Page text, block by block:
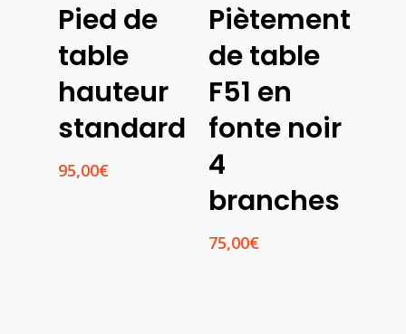
Ajouter
Au
Panier
Pied de
table
hauteur
standard
95,00€
Ajouter
Au
Panier
Piètement
de table
F51 en
fonte noir
4
branches
75,00€